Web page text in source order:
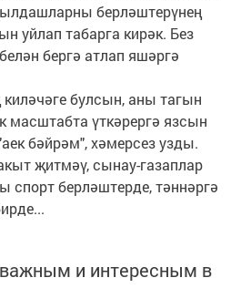
берләштерүнең
уйлап табарга кирәк. Без
бергә атлап яшәргә
булсын, аны тагын
масштабта үткәрергә язсын
бәйрәм", хәмерсез узды.
җитмәү, сынау-газаплар
спорт берләштерде, тәннәргә
и интересным в